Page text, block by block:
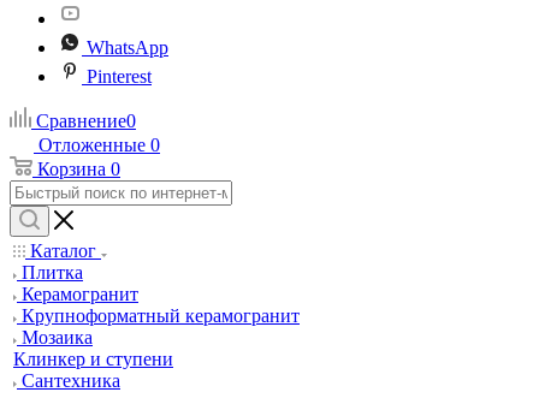
WhatsApp
Pinterest
Сравнение0
Отложенные 0
Корзина 0
Каталог
Плитка
Керамогранит
Крупноформатный керамогранит
Мозаика
Клинкер и ступени
Сантехника